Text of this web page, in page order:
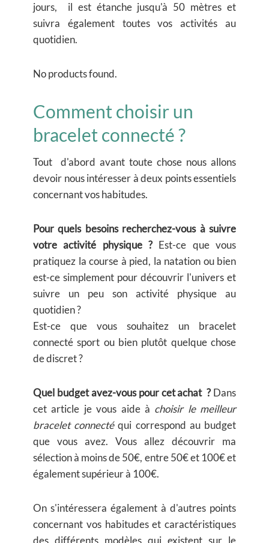
jours, il est étanche jusqu'à 50 mètres et
suivra également toutes vos activités au
quotidien.
No products found.
Comment choisir un
bracelet connecté ?
Tout d'abord avant toute chose nous allons
devoir nous intéresser à deux points essentiels
concernant vos habitudes.
Pour quels besoins recherchez-vous à suivre
votre activité physique ? Est-ce que vous
pratiquez la course à pied, la natation ou bien
est-ce simplement pour découvrir l'univers et
suivre un peu son activité physique au
quotidien ?
Est-ce que vous souhaitez un bracelet
connecté sport ou bien plutôt quelque chose
de discret ?
Quel budget avez-vous pour cet achat ? Dans
cet article je vous aide à choisir le meilleur
bracelet connectéqui correspond au budget
que vous avez. Vous allez découvrir ma
sélection à moins de 50€, entre 50€ et 100€ et
également supérieur à 100€.
On s'intéressera également à d'autres points
concernant vos habitudes et caractéristiques
des différents modèles qui existent sur le